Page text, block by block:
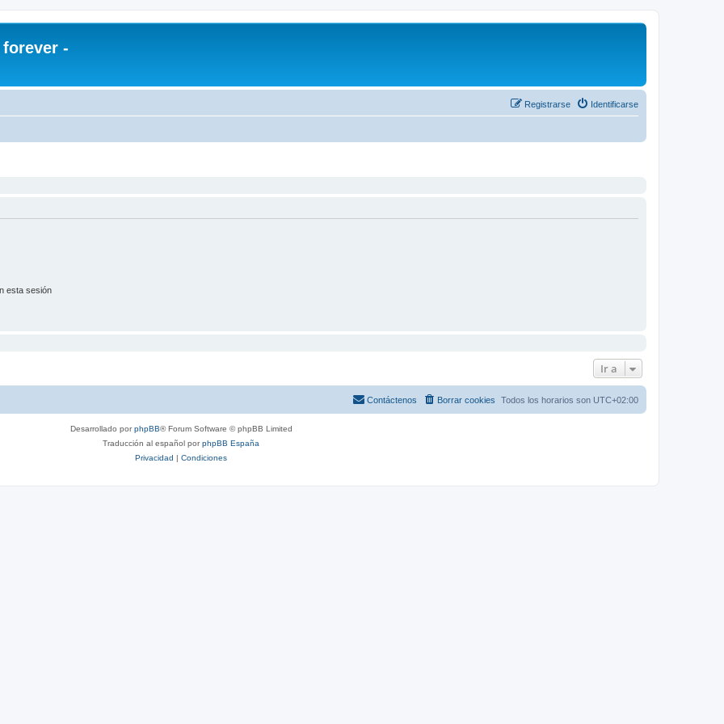
forever -
Identificarse
Registrarse
esta sesión
Ir a
Todos los horarios son UTC+02:00
Borrar cookies
Contáctenos
Desarrollado porphpBB® Forum Software © phpBB Limited
Traducción al español porphpBB España
Privacidad | Condiciones